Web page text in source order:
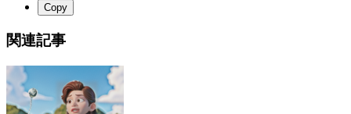
Copy
関連記事